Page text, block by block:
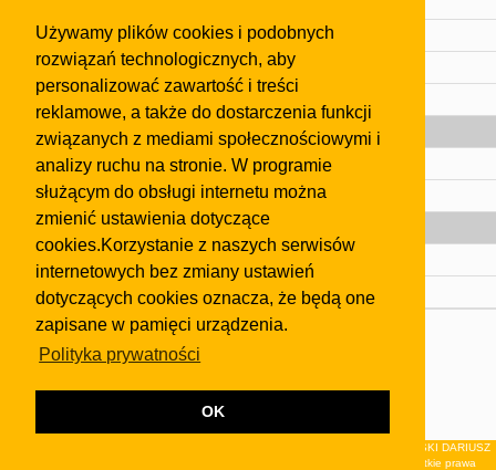
Używamy plików cookies i podobnych
rozwiązań technologicznych, aby
personalizować zawartość i treści
reklamowe, a także do dostarczenia funkcji
związanych z mediami społecznościowymi i
analizy ruchu na stronie. W programie
służącym do obsługi internetu można
zmienić ustawienia dotyczące
cookies.Korzystanie z naszych serwisów
internetowych bez zmiany ustawień
dotyczących cookies oznacza, że będą one
zapisane w pamięci urządzenia.
Polityka prywatności
OK
Kontakt
Regulamin
Gazeta
Olkusz
Kontakt
Strefa dla biznesu
Biura nieruchomości
Dealerzy i autokomisy
Skontaktuj się z nami
regulaminuiPolityki Prywatności.
Klauzula FB
© 2026Wydawnictwo NEON sp. z o.o. (dawniej: FIRMA NEON MAREK KLUCZEWSKI DARIUSZ
KRAWCZYK s.c.) z siedzibą w Olkuszu, ul.Żuradzka 15, 32-300 Olkusz . Wszystkie prawa